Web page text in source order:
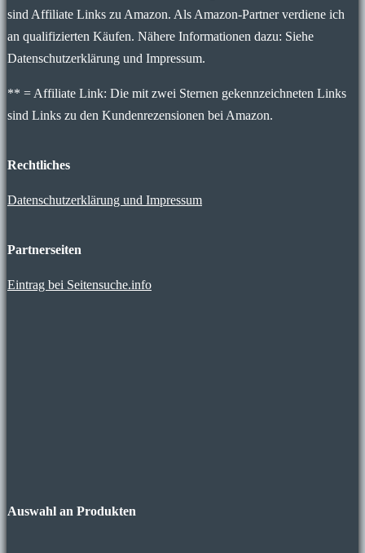
sind Affiliate Links zu Amazon. Als Amazon-Partner verdiene ich
an qualifizierten Käufen. Nähere Informationen dazu: Siehe
Datenschutzerklärung und Impressum.
** = Affiliate Link: Die mit zwei Sternen gekennzeichneten Links
sind Links zu den Kundenrezensionen bei Amazon.
Rechtliches
Datenschutzerklärung und Impressum
Partnerseiten
Eintrag bei Seitensuche.info
Auswahl an Produkten